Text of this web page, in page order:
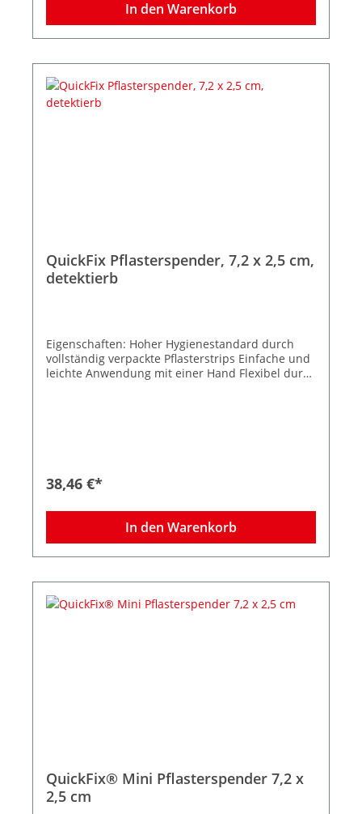
In den Warenkorb
QuickFix Pflasterspender, 7,2 x 2,5 cm,
detektierb
Eigenschaften: Hoher Hygienestandard durch
vollständig verpackte Pflasterstrips Einfache und
leichte Anwendung mit einer Hand Flexibel durch
Nachfüllpacks, Befestigungsmaterial und
Spenders: B 23,3 x H 13,3 x T 3,3 cm
38,46 €*
In den Warenkorb
QuickFix® Mini Pflasterspender 7,2 x
2,5 cm